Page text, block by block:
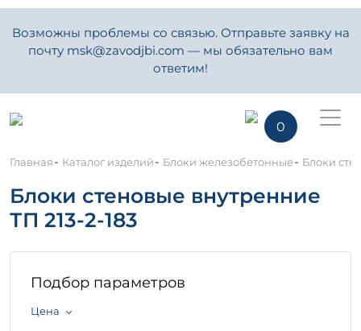
Возможны проблемы со связью. Отправьте заявку на
почту msk@zavodjbi.com — мы обязательно вам
ответим!
0
Главная- Каталог изделий- Блоки железобетонные- Блоки
Блоки стеновые внутренние
ТП 213-2-183
Подбор параметров
Цена